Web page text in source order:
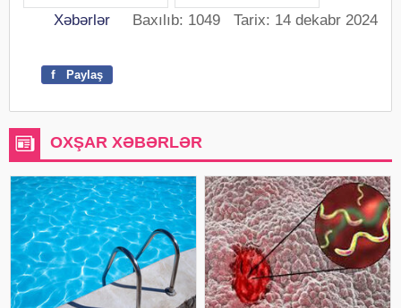
Xəbərlər Baxılıb: 1049 Tarix: 14 dekabr 2024
f Paylaş
OXŞAR XƏBƏRLƏR